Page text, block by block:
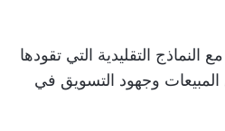
النماذج التقليدية التي تقودها
وجهود التسويق في